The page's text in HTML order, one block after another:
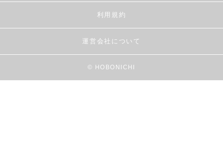
利用規約
運営会社について
© HOBONICHI